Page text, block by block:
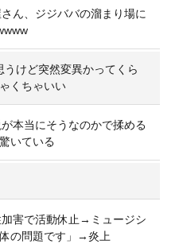
ん、ジジババの溜まり場に
うけど突然変異かってくら
くちゃいい
本当にそうなのかで揉める
いている
加害で活動休止→ミュージシ
の問題です」→炎上